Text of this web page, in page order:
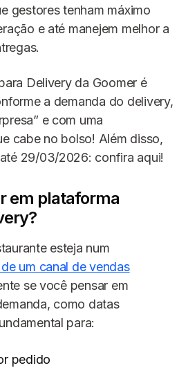
gestores tenham máximo
e até manejem melhor a
Delivery da Goomer é
a demanda do delivery,
e com uma
cabe no bolso! Além disso,
29/03/2026: confira aqui!
em plataforma
esteja num
um canal de vendas
se você pensar em
como datas
para:
pedido